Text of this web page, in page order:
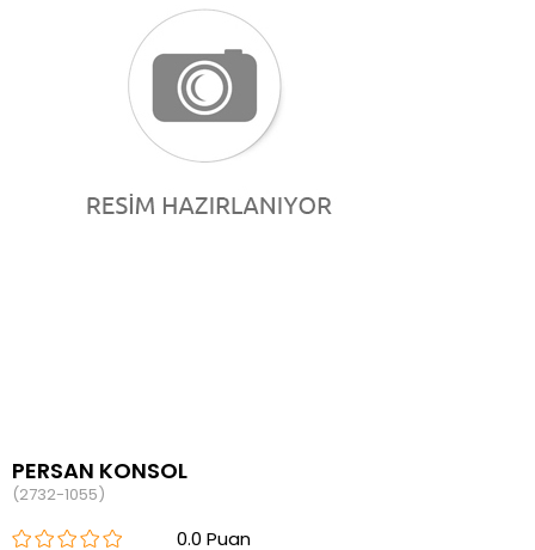
PERSAN KONSOL
(2732-1055)
0.0